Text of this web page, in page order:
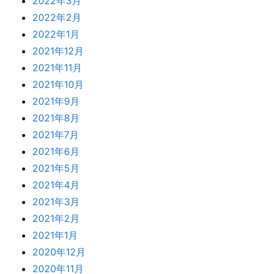
2022年2月
2022年1月
2021年12月
2021年11月
2021年10月
2021年9月
2021年8月
2021年7月
2021年6月
2021年5月
2021年4月
2021年3月
2021年2月
2021年1月
2020年12月
2020年11月